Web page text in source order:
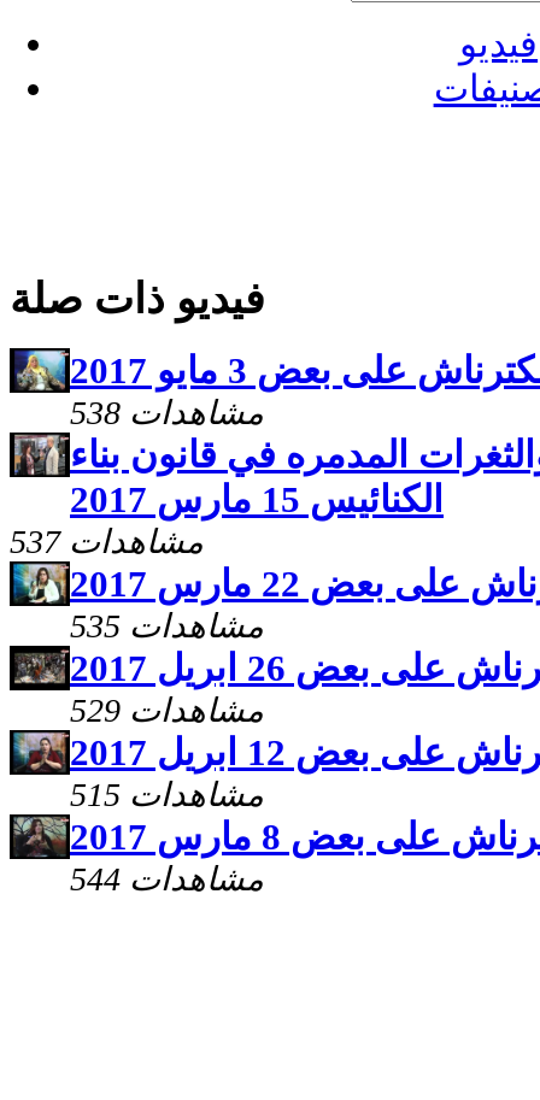
فيديو
فيديو ذات صلة
على بعض 3 مايو 2017
538 مشاهدات
المدمره في قانون بناء
الكنائيس 15 مارس 2017
537 مشاهدات
على بعض 22 مارس 2017
535 مشاهدات
على بعض 26 ابريل 2017
529 مشاهدات
على بعض 12 ابريل 2017
515 مشاهدات
على بعض 8 مارس 2017
544 مشاهدات